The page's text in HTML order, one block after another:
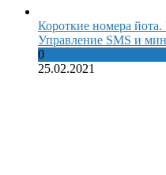
Короткие номера йота.
Управление SMS и
0
25.02.2021